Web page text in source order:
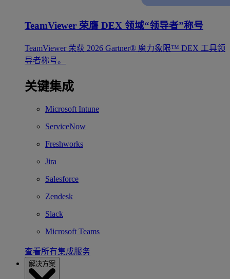
TeamViewer 荣膺 DEX 领域“领导者”称号
TeamViewer 荣获 2026 Gartner® 魔力象限™ DEX 工具领
导者称号。
关键集成
Microsoft Intune
ServiceNow
Freshworks
Jira
Salesforce
Zendesk
Slack
Microsoft Teams
查看所有集成服务
解决方案